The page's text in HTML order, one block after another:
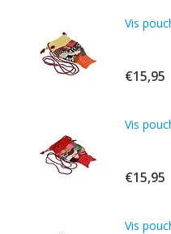
Vis
€15,95
Vis
€15,95
Vis